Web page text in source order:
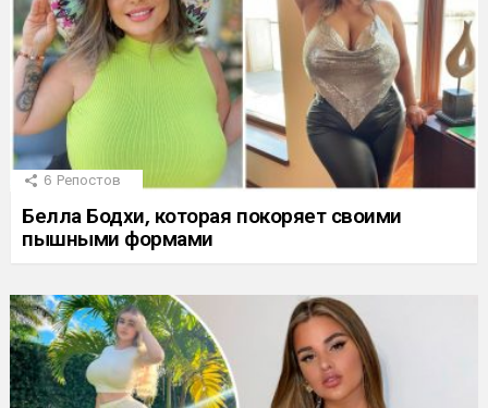
6 Репостов
Белла Бодхи, которая покоряет своими
пышными формами